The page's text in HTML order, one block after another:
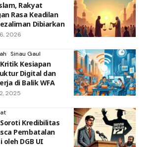
Rakyat
Rasa Keadilan
Dibiarkan
2026
Sinau Gaul
Kesiapan
Digital dan
di Balik WFA
2025
Kredibilitas
Pembatalan
oleh DGB UI